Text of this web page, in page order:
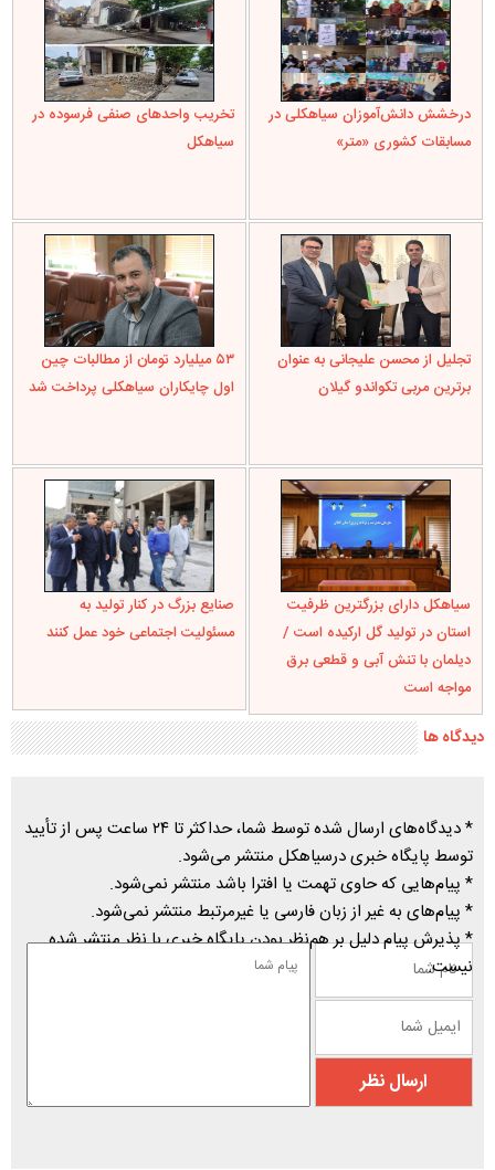
درخشش دانش‌آموزان سیاهکلی در
مسابقات کشوری «متر»
تخریب واحدهای صنفی فرسوده در
سیاهکل
تجلیل از محسن علیجانی به عنوان
برترین مربی تکواندو گیلان
۵۳ میلیارد تومان از مطالبات چین
اول چایکاران سیاهکلی پرداخت شد
سیاهکل دارای بزرگترین ظرفیت
استان در تولید گل ارکیده است /
دیلمان با تنش آبی و قطعی برق
مواجه است
صنایع بزرگ در کنار تولید به
مسئولیت اجتماعی خود عمل کنند
دیدگاه ها
* دیدگاه‌های ارسال شده توسط شما، حداکثر تا ۲۴ ساعت پس از تأیید
توسط پایگاه خبری درسیاهکل منتشر می‌شود.
* پیام‌هایی که حاوی تهمت یا افترا باشد منتشر نمی‌شود.
* پیام‌های به غیر از زبان فارسی یا غیرمرتبط منتشر نمی‌شود.
* پذیرش پیام دلیل بر هم‌نظر بودن پایگاه خبری با نظر منتشر شده
نیست.